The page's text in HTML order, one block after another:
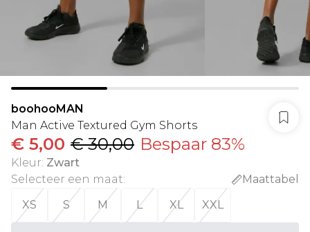
boohooMAN
Man Active Textured Gym Shorts
€ 5,00 € 30,00 Bespaar 83%
Kleur: Zwart
Selecteer een maat:
Maattabel
XS
S M L XL XXL